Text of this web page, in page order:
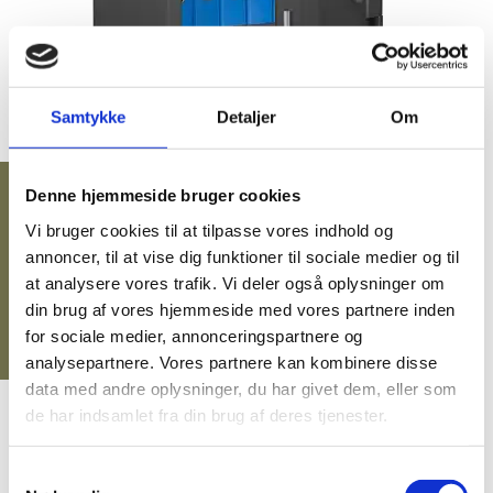
Samtykke Detaljer Om
Denne hjemmeside bruger cookies
Vi bruger cookies til at tilpasse vores indhold og
annoncer, til at vise dig funktioner til sociale medier og til
at analysere vores trafik. Vi deler også oplysninger om
din brug af vores hjemmeside med vores partnere inden
for sociale medier, annonceringspartnere og
analysepartnere. Vores partnere kan kombinere disse
data med andre oplysninger, du har givet dem, eller som
de har indsamlet fra din brug af deres tjenester.
eksl. moms
(29.875,00 DKK inkl. moms
BRANDSKABE
BRANDSIKRE BATTERISKABE
SERVERSKABE
VÅBENSKABE
MOBILHOTEL
MEDICINSKABE TIL PLEJEHJEM/BOSTEDER
BRUGTE SKABE - LAGERSALG
UDVALGTE VARER